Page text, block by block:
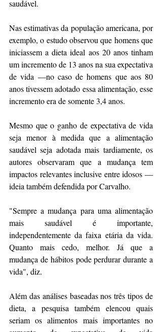
saudável.
Nas estimativas da população americana, por
exemplo, o estudo observou que homens que
iniciassem a dieta ideal aos 20 anos tinham
um incremento de 13 anos na sua expectativa
de vida —no caso de homens que aos 80
anos tivessem adotado essa alimentação, esse
incremento era de somente 3,4 anos.
Mesmo que o ganho de expectativa de vida
seja menor à medida que a alimentação
saudável seja adotada mais tardiamente, os
autores observaram que a mudança tem
impactos relevantes inclusive entre idosos —
ideia também defendida por Carvalho.
"Sempre a mudança para uma alimentação
mais saudável é importante,
independentemente da faixa etária da vida.
Quanto mais cedo, melhor. Já que a
mudança de hábitos pode perdurar durante a
vida", diz.
Além das análises baseadas nos três tipos de
dieta, a pesquisa também elencou quais
seriam os alimentos mais importantes no